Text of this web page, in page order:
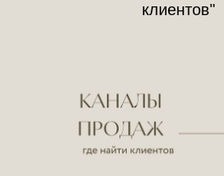
клиентов"